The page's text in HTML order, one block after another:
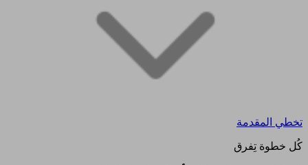
تخطي المقدمة
كُل خطوة تِفرق